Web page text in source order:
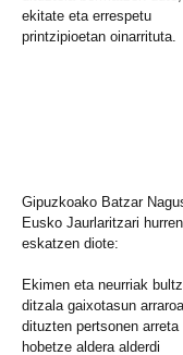
ekitate eta errespetu
printzipioetan oinarrituta.
Gipuzkoako Batzar
Eusko Jaurlaritzari
eskatzen diote:
Ekimen eta neurriak
ditzala gaixotasun
dituzten pertsonen arreta
hobetze aldera alderdi